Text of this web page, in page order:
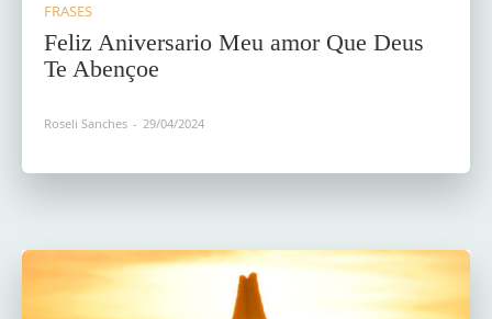
FRASES
Feliz Aniversario Meu amor Que Deus
Te Abençoe
Roseli Sanches - 29/04/2024